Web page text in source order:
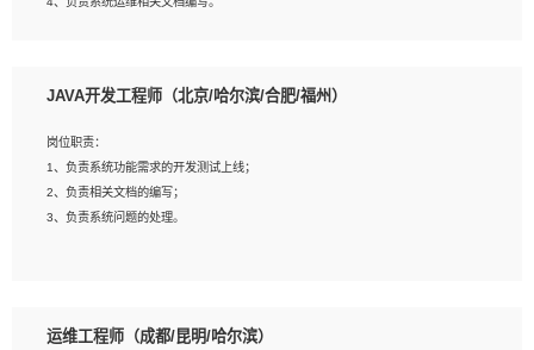
岗位要求：
2、精通linux命令。
3、熟悉oracle、mysql 数据库。
4、善于沟通，具有良好的团队合作精神和协作能力。
5、必须有实际的生产环境系统维护经验。
JAVA开发工程师（北京/哈尔滨/合肥/福州）
岗位职责：
1、负责系统功能需求的开发测试上线；
2、负责相关文档的编写；
3、负责系统问题的处理。
2、熟悉linux命令；
运维工程师（成都/昆明/哈尔滨）